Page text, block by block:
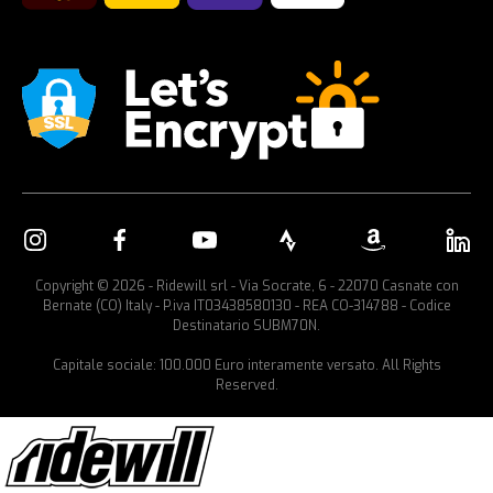
Copyright © 2026 - Ridewill srl - Via Socrate, 6 - 22070 Casnate con
Bernate (CO) Italy - P.iva IT03438580130 - REA CO-314788 - Codice
Destinatario SUBM70N.
Capitale sociale: 100.000 Euro interamente versato. All Rights
Reserved.